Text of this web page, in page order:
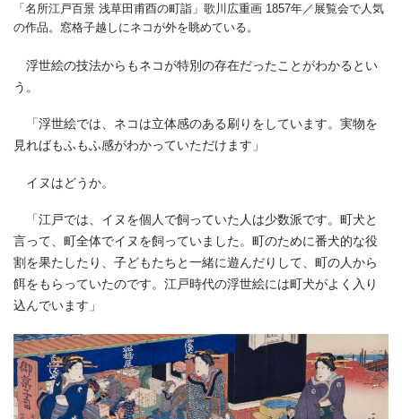
「名所江戸百景 浅草田甫酉の町詣」歌川広重画 1857年／展覧会で人気
の作品。窓格子越しにネコが外を眺めている。
浮世絵の技法からもネコが特別の存在だったことがわかるとい
う。
「浮世絵では、ネコは立体感のある刷りをしています。実物を
見ればもふもふ感がわかっていただけます」
イヌはどうか。
「江戸では、イヌを個人で飼っていた人は少数派です。町犬と
言って、町全体でイヌを飼っていました。町のために番犬的な役
割を果たしたり、子どもたちと一緒に遊んだりして、町の人から
餌をもらっていたのです。江戸時代の浮世絵には町犬がよく入り
込んでいます」